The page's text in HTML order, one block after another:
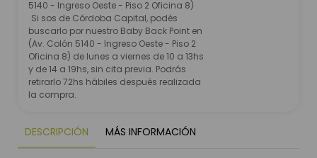
5140 - Ingreso Oeste - Piso 2 Oficina 8)
Si sos de Córdoba Capital, podés
buscarlo por nuestro Baby Back Point en
(Av. Colón 5140 - Ingreso Oeste - Piso 2
Oficina 8) de lunes a viernes de 10 a 13hs
y de 14 a 19hs, sin cita previa. Podrás
retirarlo 72hs hábiles después realizada
la compra.
DESCRIPCIÓN MÁS INFORMACIÓN